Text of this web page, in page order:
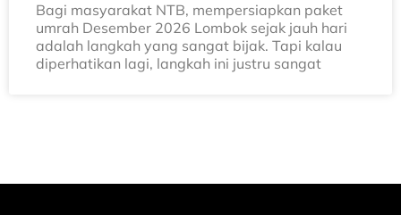
Bagi masyarakat NTB, mempersiapkan paket
umrah Desember 2026 Lombok sejak jauh hari
adalah langkah yang sangat bijak. Tapi kalau
diperhatikan lagi, langkah ini justru sangat